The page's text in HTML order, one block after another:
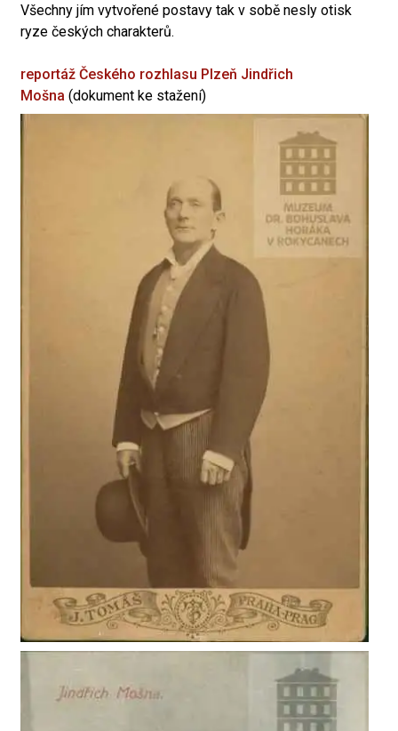
Všechny jím vytvořené postavy tak v sobě nesly otisk
ryze českých charakterů.
reportáž Českého rozhlasu Plzeň Jindřich
Mošna (dokument ke stažení)